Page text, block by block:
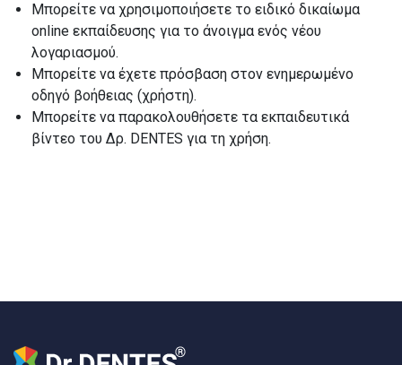
Μπορείτε να χρησιμοποιήσετε το ειδικό δικαίωμα
online εκπαίδευσης για το άνοιγμα ενός νέου
λογαριασμού.
Μπορείτε να έχετε πρόσβαση στον ενημερωμένο
οδηγό βοήθειας (χρήστη).
Μπορείτε να παρακολουθήσετε τα εκπαιδευτικά
βίντεο του Δρ. DENTES για τη χρήση.